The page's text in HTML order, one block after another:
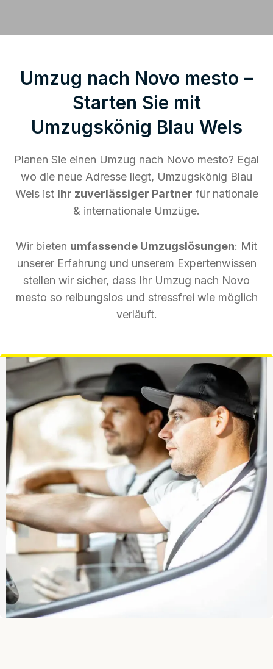
Umzug nach Novo mesto –
Starten Sie mit
Umzugskönig Blau Wels
Planen Sie einen Umzug nach Novo mesto? Egal
wo die neue Adresse liegt, Umzugskönig Blau
Wels ist Ihr zuverlässiger Partner für nationale
& internationale Umzüge.
Wir bieten umfassende Umzugslösungen: Mit
unserer Erfahrung und unserem Expertenwissen
stellen wir sicher, dass Ihr Umzug nach Novo
mesto so reibungslos und stressfrei wie möglich
verläuft.